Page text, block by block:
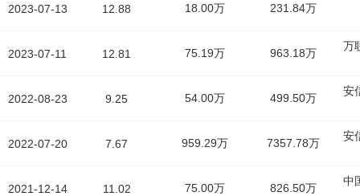
2023-07-13
2023-07-11
2022-08-23
2022-07-20
2021-12-14
12.88 18.00万 231.84万
12.81 75.19万 963.18万
万
9.25 54.00万 499.50万
安
7.67 959.29万 7357.78万
安
11.02 75.00万 826.50万
中